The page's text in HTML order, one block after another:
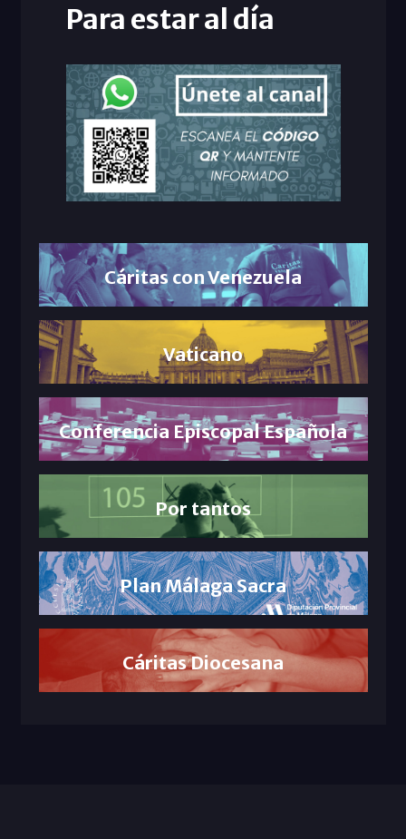
Para estar al día
Cáritas con Venezuela
Vaticano
Conferencia Episcopal Española
Por tantos
Plan Málaga Sacra
Cáritas Diocesana